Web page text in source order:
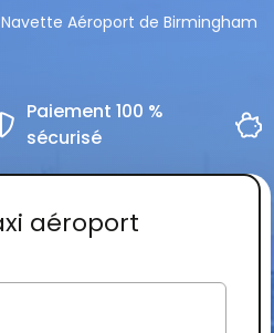
Aéroport de Birmingham
Paiement 100 %
sécurisé
aéroport